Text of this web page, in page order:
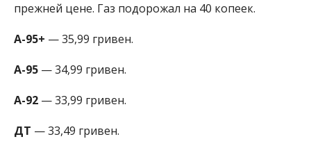
прежней цене. Газ подорожал на 40 копеек.
А-95+ — 35,99 гривен.
А-95— 34,99 гривен.
А-92— 33,99 гривен.
ДТ — 33,49 гривен.